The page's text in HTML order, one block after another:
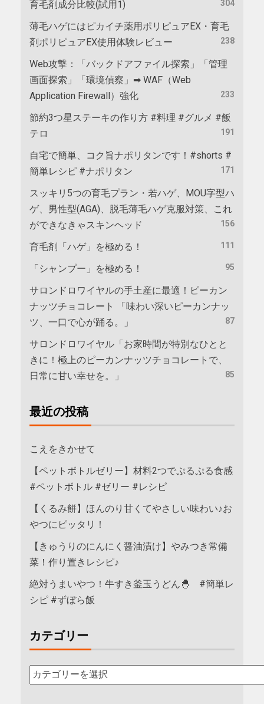
育毛剤成分比較(試用1) 304
薄毛ハゲにはピカイチ薬用ポリピュアEX・育毛
剤ポリピュアEX使用体験レビュー
238
Web攻撃：「バックドアファイル探索」「管理
画面探索」「環境偵察」➡ WAF（Web
Application Firewall）強化
233
節約3つ星ステーキの作り方 #料理 #グルメ #飯
テロ
191
自宅で簡単、コク旨ナポリタンです！#shorts #
簡単レシピ #ナポリタン
171
スッキリ5つの育毛プラン・若ハゲ、MOU字型ハ
ゲ、男性型(AGA)、脱毛薄毛ハゲ克服対策、これ
ができなきゃスキンヘッド
156
育毛剤「ハゲ」を極める！ 111
「シャンプー」を極める！ 95
サロンドロワイヤルの手土産に最適！ピーカン
ナッツチョコレート 「味わい深いピーカンナッ
ツ、一口で心が踊る。」
87
サロンドロワイヤル「お家時間が特別なひとと
きに！極上のピーカンナッツチョコレートで、
日常に甘い幸せを。」
85
最近の投稿
こえをきかせて
【ペットボトルゼリー】材料2つでぷるぷる食感
#ペットボトル #ゼリー #レシピ
【くるみ餅】ほんのり甘くてやさしい味わい♪お
やつにピッタリ！
【きゅうりのにんにく醤油漬け】やみつき常備
菜！作り置きレシピ♪
絶対うまいやつ！牛すき釜玉うどん🐣 #簡単レ
シピ #ずぼら飯
カテゴリー